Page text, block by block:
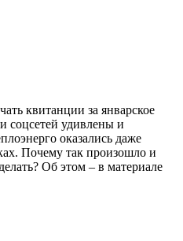
квитанции за январское
соцсетей удивлены и
оказались даже
Почему так произошло и
Об этом – в материале